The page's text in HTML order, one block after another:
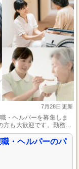
7月28日更新
・ヘルパーを募集しま
方も大歓迎です。勤務日
す。先輩スタッフによ
環境を整えています。
期的にやりがいを感じ
・ヘルパーのパ